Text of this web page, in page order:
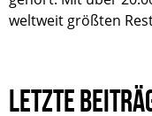
weltweit größten
LETZTE